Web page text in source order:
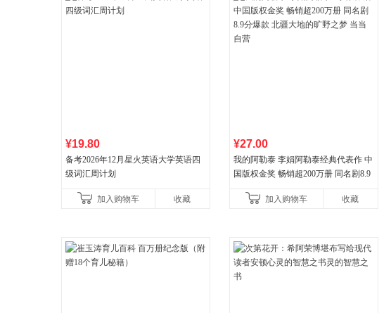
¥19.80
备考2026年12月星火英语大学英语四
级词汇周计划
加入购物车 收藏
¥27.00
我的阿勒泰 李娟阿勒泰经典代表作 中
国版权金奖 畅销超200万册 同名剧8.9
加入购物车
收藏